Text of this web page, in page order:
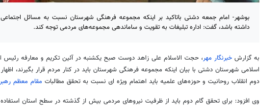
بوشهر- امام جمعه دشتی باتاکید بر اینکه مجموعه فرهنگی شهرستان نسبت به مسائل
داشته باشد، گفت: اداره تبلیغات به تقویت و ساماندهی مجموعه‌های مردمی توجه کند.
به گزارش خبرنگار مهر، حجت الاسلام علی زاهد دوست صبح یکشنبه در آئین تکریم و معارفه رئیس
اسلامی شهرستان دشتی با بیان اینکه مجموعه فرهنگی شهرستان باید در کنار مردم قرار بگیرند،
دوم انقلاب روحانیت و حوزه‌های علمیه باید اهتمام ویژه ای نسبت به تحقق مطالبات مقام معظم
وی افزود: برای تحقق گام دوم باید از ظرفیت نیروهای مردمی بیش از گذشته در سطح استان